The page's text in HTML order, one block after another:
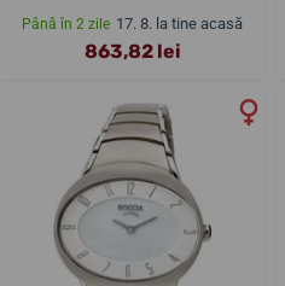
Până în 2 zile 17. 8. la tine acasă
863,82 lei